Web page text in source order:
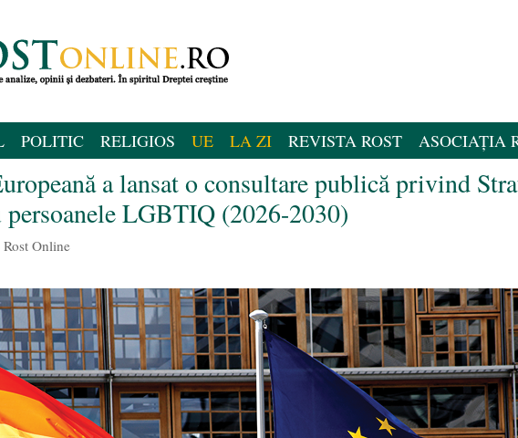
POLITIC RELIGIOS UE LA ZI REVISTA ROST ASOCIAȚIA
a lansat o consultare publică privind
LGBTIQ (2026-2030)
Rost Online